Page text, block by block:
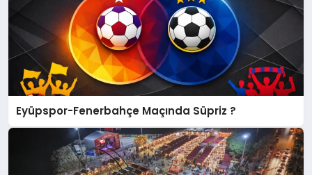
Eyüpspor-Fenerbahçe Maçında Süpriz ?